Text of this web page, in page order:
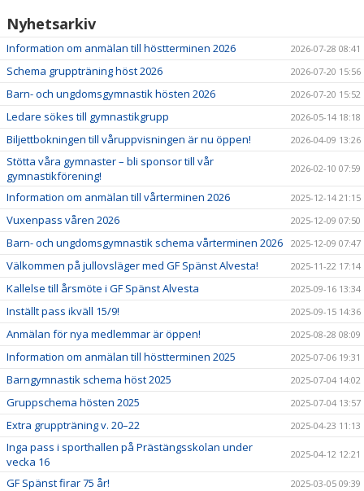
Nyhetsarkiv
Information om anmälan till höstterminen 2026 2026-07-28 08:41
Schema gruppträning höst 2026 2026-07-20 15:56
Barn- och ungdomsgymnastik hösten 2026 2026-07-20 15:52
Ledare sökes till gymnastikgrupp 2026-05-14 18:18
Biljettbokningen till våruppvisningen är nu öppen! 2026-04-09 13:26
Stötta våra gymnaster – bli sponsor till vår
gymnastikförening!
2026-02-10 07:59
Information om anmälan till vårterminen 2026 2025-12-14 21:15
Vuxenpass våren 2026 2025-12-09 07:50
Barn- och ungdomsgymnastik schema vårterminen 2026 2025-12-09 07:47
Välkommen på jullovsläger med GF Spänst Alvesta! 2025-11-22 17:14
Kallelse till årsmöte i GF Spänst Alvesta 2025-09-16 13:34
Inställt pass ikväll 15/9! 2025-09-15 14:36
Anmälan för nya medlemmar är öppen! 2025-08-28 08:09
Information om anmälan till höstterminen 2025 2025-07-06 19:31
Barngymnastik schema höst 2025 2025-07-04 14:02
Gruppschema hösten 2025 2025-07-04 13:57
Extra gruppträning v. 20–22 2025-04-23 11:13
Inga pass i sporthallen på Prästängsskolan under
vecka 16
2025-04-12 12:21
GF Spänst firar 75 år! 2025-03-05 09:39